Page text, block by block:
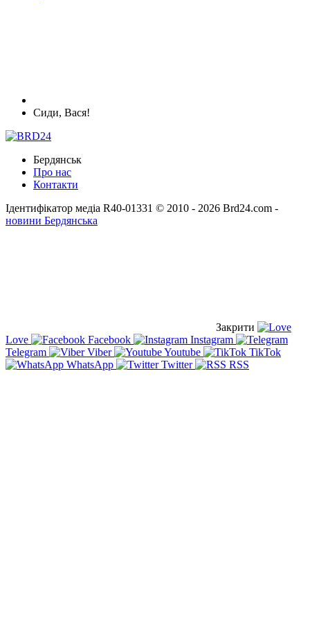
Сиди, Вася!
Бердянськ
Про нас
Контакти
Ідентифікатор медіа R40-01331 © 2010 - 2026 Brd24.com -
новини Бердянська
Закрити
Love
Facebook
Instagram
Telegram
Viber Youtube
TikTok
WhatsApp
Twitter RSS